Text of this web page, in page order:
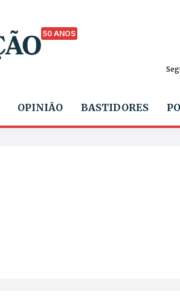
50 ANOS
OPINIÃO BASTIDORES